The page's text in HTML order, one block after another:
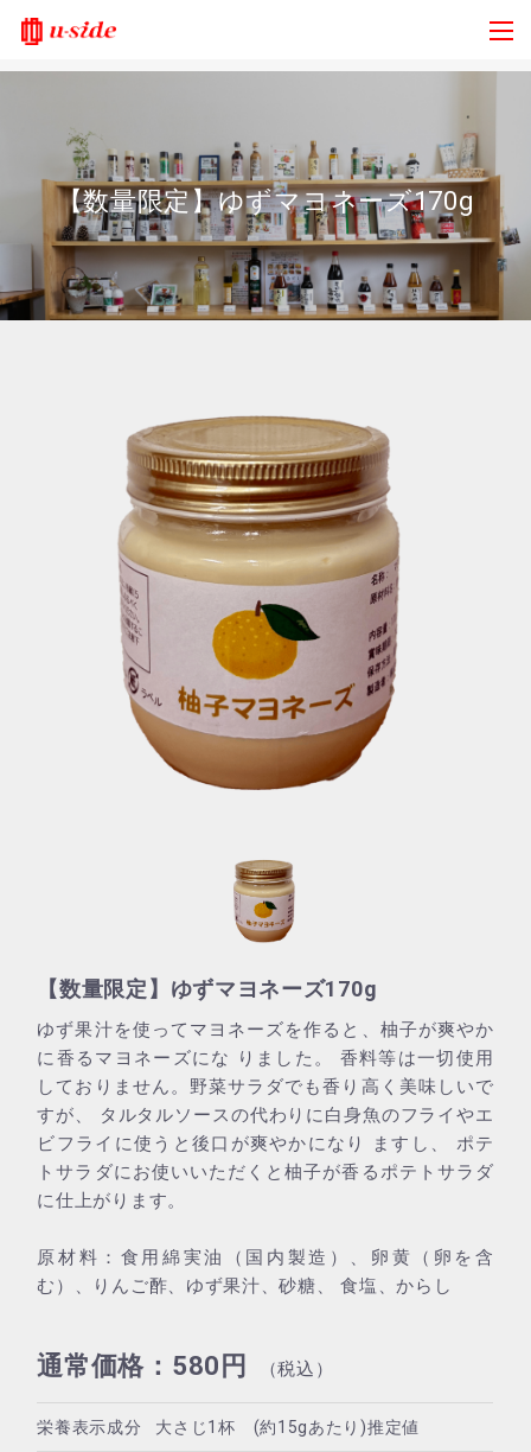
【数量限定】ゆずマヨネーズ170g
【数量限定】ゆずマヨネーズ170g
ゆず果汁を使ってマヨネーズを作ると、柚子が爽やか
に香るマヨネーズにな りました。 香料等は一切使用
しておりません。野菜サラダでも香り高く美味しいで
すが、 タルタルソースの代わりに白身魚のフライやエ
ビフライに使うと後口が爽やかになり ますし、 ポテ
トサラダにお使いいただくと柚子が香るポテトサラダ
に仕上がります。
原材料：食用綿実油（国内製造）、卵黄（卵を含
む）、りんご酢、ゆず果汁、砂糖、 食塩、からし
通常価格：580円 （税込）
栄養表示成分 大さじ1杯 (約15gあたり)推定値